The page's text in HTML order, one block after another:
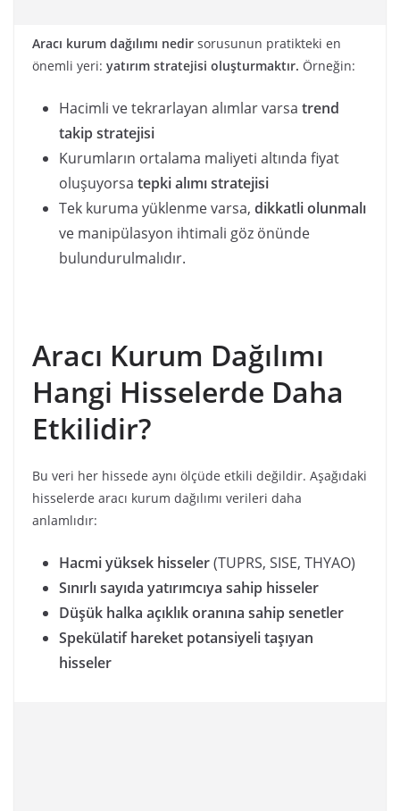
Aracı kurum dağılımı nedir sorusunun pratikteki en
önemli yeri: yatırım stratejisi oluşturmaktır. Örneğin:
Hacimli ve tekrarlayan alımlar varsa trend
takip stratejisi
Kurumların ortalama maliyeti altında fiyat
oluşuyorsa tepki alımı stratejisi
Tek kuruma yüklenme varsa, dikkatli olunmalı
ve manipülasyon ihtimali göz önünde
bulundurulmalıdır.
Aracı Kurum Dağılımı
Hangi Hisselerde Daha
Etkilidir?
Bu veri her hissede aynı ölçüde etkili değildir. Aşağıdaki
hisselerde aracı kurum dağılımı verileri daha
anlamlıdır:
Hacmi yüksek hisseler(TUPRS, SISE, THYAO)
Sınırlı sayıda yatırımcıya sahip hisseler
Düşük halka açıklık oranına sahip senetler
Spekülatif hareket potansiyeli taşıyan
hisseler